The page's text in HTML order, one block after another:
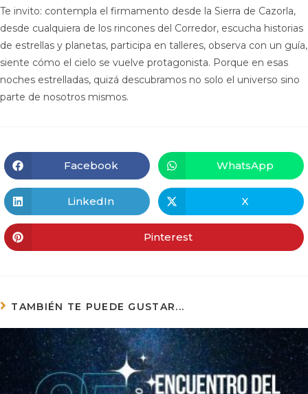
Te invito: contempla el firmamento desde la Sierra de Cazorla,
desde cualquiera de los rincones del Corredor, escucha historias
de estrellas y planetas, participa en talleres, observa con un guía,
siente cómo el cielo se vuelve protagonista. Porque en esas
noches estrelladas, quizá descubramos no solo el universo sino
parte de nosotros mismos.
Facebook WhatsApp
LinkedIn X
Pinterest
TAMBIÉN TE PUEDE GUSTAR...